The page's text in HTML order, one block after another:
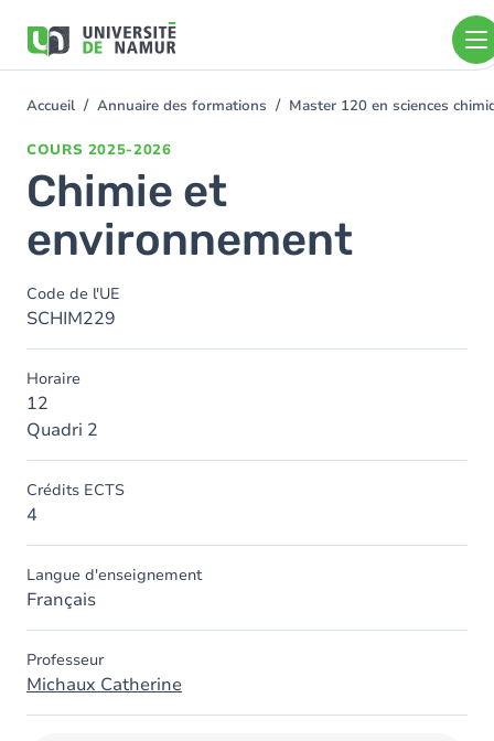
contenu
You
Accueil Annuaire des formations Master 120 en sciences
COURS 2025-2026
Chimie et
environnement
Code de l'UE
SCHIM229
Horaire
12
Quadri 2
Crédits ECTS
4
Langue d'enseignement
Français
Professeur
Michaux Catherine